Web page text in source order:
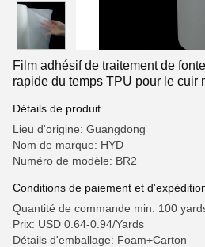
Film adhésif de traitement de
rapide du temps TPU pour le cuir
Détails de produit
Lieu d'origine: Guangdong
Nom de marque: HYD
Numéro de modèle: BR2
Conditions de paiement et
Quantité de commande min: 100
Prix: USD 0.64-0.94/Yards
Détails d'emballage: Foam+Carton